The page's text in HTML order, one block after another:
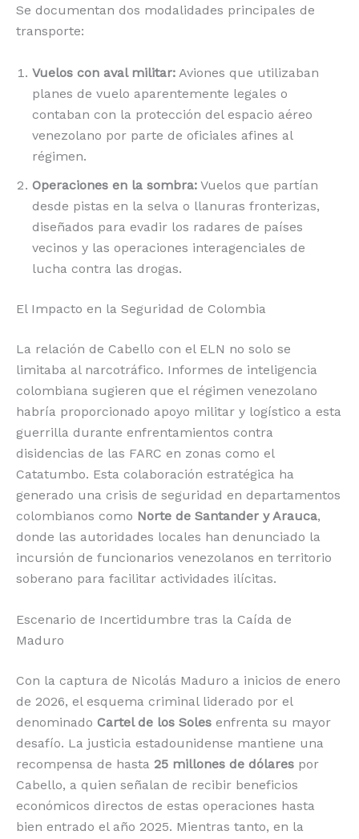
Se documentan dos modalidades principales de
transporte:
Vuelos con aval militar: Aviones que utilizaban
planes de vuelo aparentemente legales o
contaban con la protección del espacio aéreo
venezolano por parte de oficiales afines al
régimen.
Operaciones en la sombra: Vuelos que partían
desde pistas en la selva o llanuras fronterizas,
diseñados para evadir los radares de países
vecinos y las operaciones interagenciales de
lucha contra las drogas.
El Impacto en la Seguridad de Colombia
La relación de Cabello con el ELN no solo se
limitaba al narcotráfico. Informes de inteligencia
colombiana sugieren que el régimen venezolano
habría proporcionado apoyo militar y logístico a esta
guerrilla durante enfrentamientos contra
disidencias de las FARC en zonas como el
Catatumbo. Esta colaboración estratégica ha
generado una crisis de seguridad en departamentos
colombianos como Norte de Santander y Arauca,
donde las autoridades locales han denunciado la
incursión de funcionarios venezolanos en territorio
soberano para facilitar actividades ilícitas.
Escenario de Incertidumbre tras la Caída de
Maduro
Con la captura de Nicolás Maduro a inicios de enero
de 2026, el esquema criminal liderado por el
denominado Cartel de los Soles enfrenta su mayor
desafío. La justicia estadounidense mantiene una
recompensa de hasta 25 millones de dólares por
Cabello, a quien señalan de recibir beneficios
económicos directos de estas operaciones hasta
bien entrado el año 2025. Mientras tanto, en la